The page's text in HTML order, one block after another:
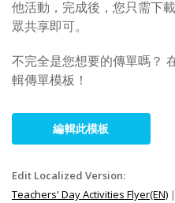
他活動，完成後，您只需下
眾共享即可。
不完全是您想要的傳單嗎？
輯傳單模板！
編輯此模板
Edit Localized Version:
Teachers' Day Activities Flyer(EN) |